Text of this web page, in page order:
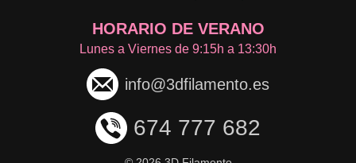
HORARIO DE VERANO
Lunes a Viernes de 9:15h a 13:30h
info@3dfilamento.es
674 777 682